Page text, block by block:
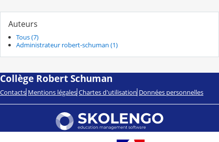
Auteurs
Tous (7)
Administrateur robert-schuman (1)
Collège Robert Schuman
Contacts Mentions légales Chartes d'utilisation Données personnelles